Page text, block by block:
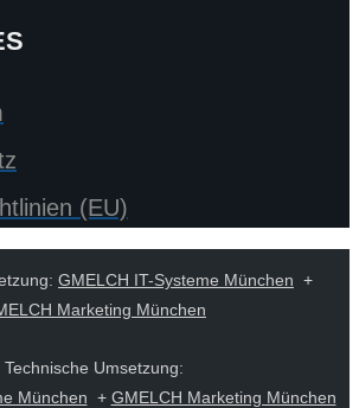
(EU)
GMELCH IT-Systeme München +
Marketing München
Technische Umsetzung:
München + GMELCH Marketing München